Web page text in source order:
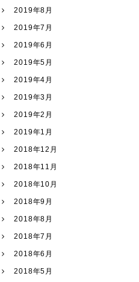
2019年8月
2019年7月
2019年6月
2019年5月
2019年4月
2019年3月
2019年2月
2019年1月
2018年12月
2018年11月
2018年10月
2018年9月
2018年8月
2018年7月
2018年6月
2018年5月